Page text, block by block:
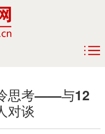
思考——与12
对谈